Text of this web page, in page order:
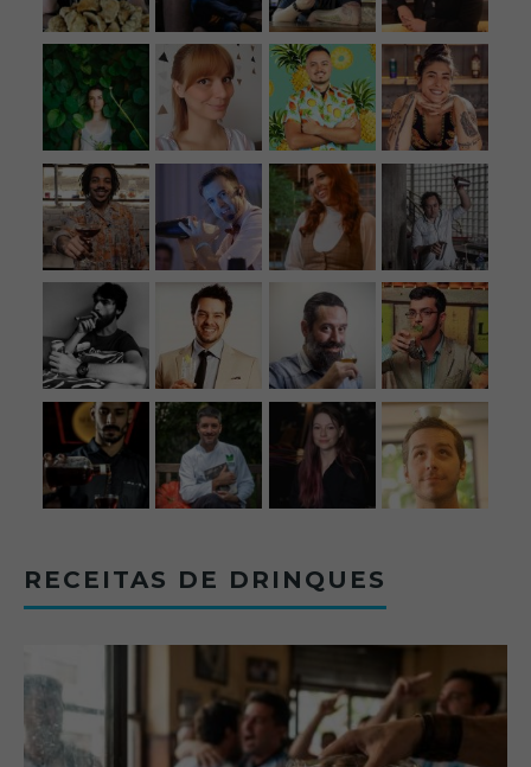
RECEITAS DE DRINQUES